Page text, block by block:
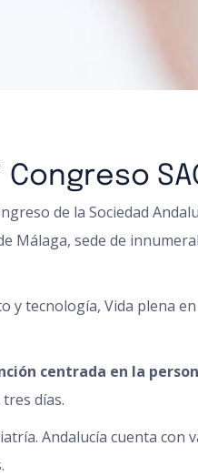
de la Sociedad
Málaga, sede de
y tecnología, Vida plena
centrada en la
días.
Andalucía cuenta con